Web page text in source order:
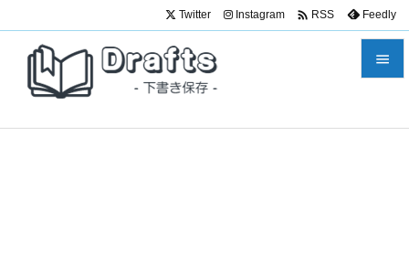

Twitter Instagram  RSS Feedly